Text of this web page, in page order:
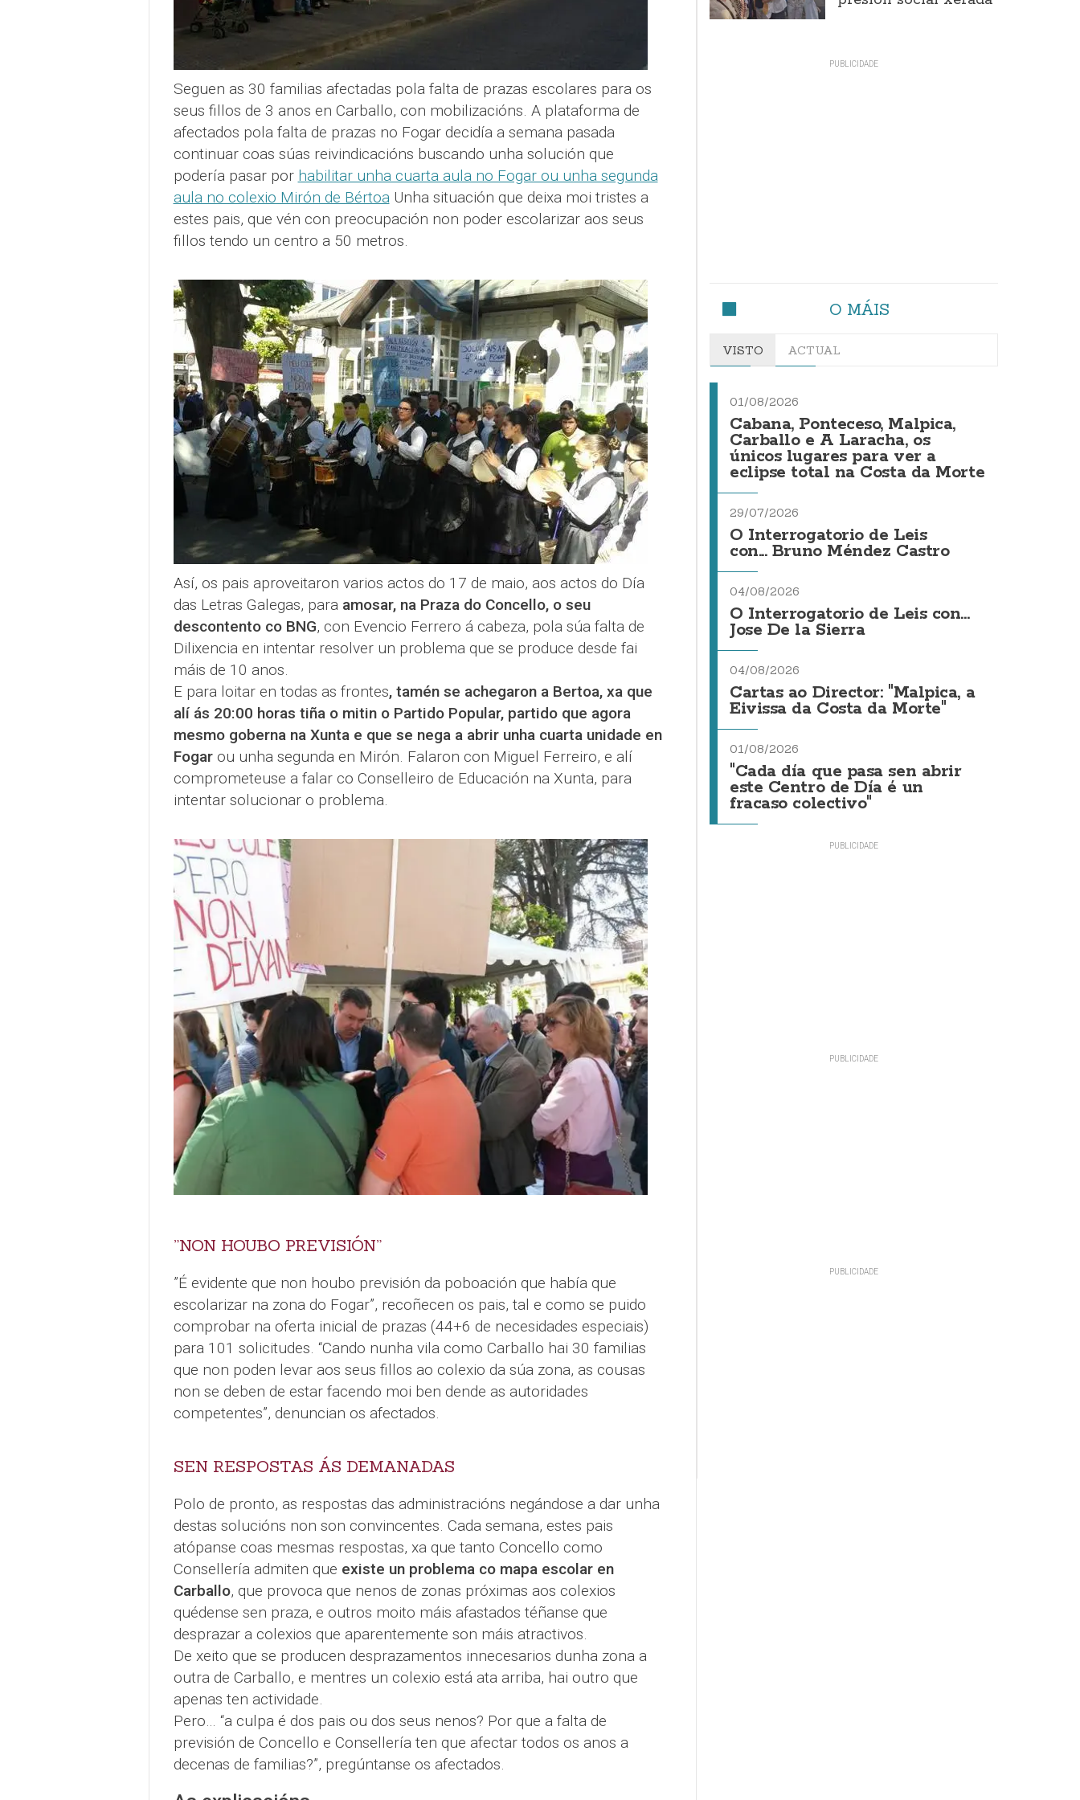
Seguen as 30 familias afectadas pola falta de prazas escolares para os
seus fillos de 3 anos en Carballo, con mobilizacións. A plataforma de
afectados pola falta de prazas no Fogar decidía a semana pasada
continuar coas súas reivindicacións buscando unha solución que
podería pasar por habilitar unha cuarta aula no Fogar ou unha segunda
aula no colexio Mirón de BértoaUnha situación que deixa moi tristes a
estes pais, que vén con preocupación non poder escolarizar aos seus
fillos tendo un centro a 50 metros.
Así, os pais aproveitaron varios actos do 17 de maio, aos actos do Día
das Letras Galegas, para amosar, na Praza do Concello, o seu
descontento co BNG, con Evencio Ferrero á cabeza, pola súa falta de
Dilixencia en intentar resolver un problema que se produce desde fai
máis de 10 anos.
E para loitar en todas as frontes, tamén se achegaron a Bertoa, xa que
alí ás 20:00 horas tiña o mitin o Partido Popular, partido que agora
mesmo goberna na Xunta e que se nega a abrir unha cuarta unidade en
Fogarou unha segunda en Mirón. Falaron con Miguel Ferreiro, e alí
comprometeuse a falar co Conselleiro de Educación na Xunta, para
intentar solucionar o problema.
”NON HOUBO PREVISIÓN”
”É evidente que non houbo previsión da poboación que había que
escolarizar na zona do Fogar”, recoñecen os pais, tal e como se puido
comprobar na oferta inicial de prazas (44+6 de necesidades especiais)
para 101 solicitudes. “Cando nunha vila como Carballo hai 30 familias
que non poden levar aos seus fillos ao colexio da súa zona, as cousas
non se deben de estar facendo moi ben dende as autoridades
competentes”, denuncian os afectados.
SEN RESPOSTAS ÁS DEMANADAS
Polo de pronto, as respostas das administracións negándose a dar unha
destas solucións non son convincentes. Cada semana, estes pais
atópanse coas mesmas respostas, xa que tanto Concello como
Consellería admiten que existe un problema co mapa escolar en
Carballo, que provoca que nenos de zonas próximas aos colexios
quédense sen praza, e outros moito máis afastados téñanse que
desprazar a colexios que aparentemente son máis atractivos.
De xeito que se producen desprazamentos innecesarios dunha zona a
outra de Carballo, e mentres un colexio está ata arriba, hai outro que
apenas ten actividade.
Pero… “a culpa é dos pais ou dos seus nenos? Por que a falta de
previsión de Concello e Consellería ten que afectar todos os anos a
decenas de familias?”, pregúntanse os afectados.
O MÁIS
VISTO ACTUAL
01/08/2026
Cabana, Ponteceso, Malpica,
Carballo e A Laracha, os
únicos lugares para ver a
eclipse total na Costa da Morte
29/07/2026
O Interrogatorio de Leis
con... Bruno Méndez Castro
04/08/2026
O Interrogatorio de Leis con...
Jose De la Sierra
04/08/2026
Cartas ao Director: "Malpica, a
Eivissa da Costa da Morte"
01/08/2026
"Cada día que pasa sen abrir
este Centro de Día é un
fracaso colectivo"